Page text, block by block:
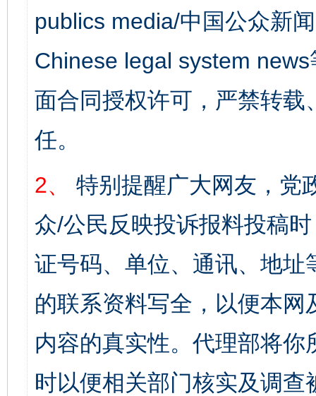
publics media/中国公众新
Chinese legal system
面合同授权许可，严禁转
任。
2、
特别提醒广大网友，党
众/公民反映投诉报料投稿
证号码、单位、通讯、地
的联系资料写全，以便本
内容的真实性。代理部将
时以便相关部门核实及调